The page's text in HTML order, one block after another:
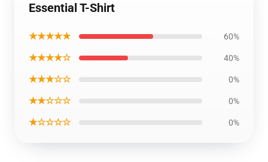
Essential T-Shirt
★★★★★ 60%
★★★★☆ 40%
★★★☆☆ 0%
★★☆☆☆ 0%
★☆☆☆☆ 0%